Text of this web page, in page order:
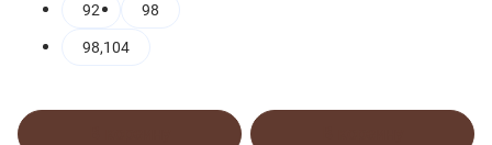
92 98
98,104